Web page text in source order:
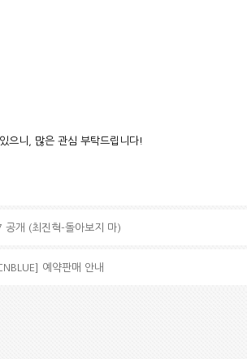
으니, 많은 관심 부탁드립니다!
공개 (최진혁-돌아보지 마)
예약판매 안내